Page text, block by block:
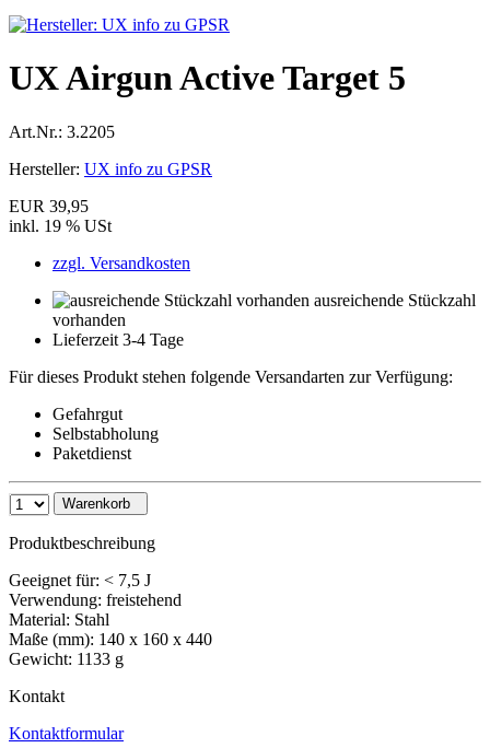
UX Airgun Active Target 5
Art.Nr.: 3.2205
Hersteller: UX info zu GPSR
EUR 39,95
inkl. 19 % USt
zzgl. Versandkosten
ausreichende Stückzahl
vorhanden
Lieferzeit 3-4 Tage
Für dieses Produkt stehen folgende Versandarten zur Verfügung:
Gefahrgut
Selbstabholung
Paketdienst
Warenkorb
Produktbeschreibung
Geeignet für: < 7,5 J
Verwendung: freistehend
Material: Stahl
Maße (mm): 140 x 160 x 440
Gewicht: 1133 g
Kontakt
Kontaktformular